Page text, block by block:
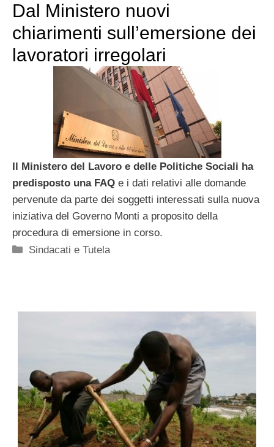
Dal Ministero nuovi
chiarimenti sull’emersione dei
lavoratori irregolari
Il Ministero del Lavoro e delle Politiche Sociali ha
predisposto una FAQ e i dati relativi alle domande
pervenute da parte dei soggetti interessati sulla nuova
iniziativa del Governo Monti a proposito della
procedura di emersione in corso.
Categorie
Sindacati e Tutela